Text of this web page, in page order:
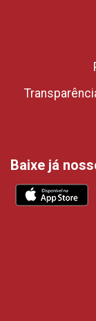
Baixe já